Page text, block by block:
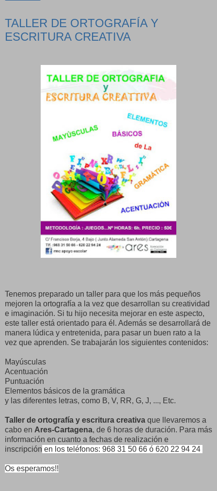
TALLER DE ORTOGRAFÍA Y
ESCRITURA CREATIVA
Tenemos preparado un taller para que los más pequeños
mejoren la ortografía a la vez que desarrollan su creatividad
e imaginación. Si tu hijo necesita mejorar en este aspecto,
este taller está orientado para él. Además se desarrollará de
manera lúdica y entretenida, para pasar un buen rato a la
vez que aprenden. Se trabajarán los siguientes contenidos:
Mayúsculas
Acentuación
Puntuación
Elementos básicos de la gramática
y las diferentes letras, como B, V, RR, G, J, ..., Etc.
Taller de ortografía y escritura creativa que llevaremos a
cabo en Ares-Cartagena, de 6 horas de duración. Para más
información en cuanto a fechas de realización e
inscripción en los teléfonos: 968 31 50 66 ó 620 22 94 24
Os esperamos!!